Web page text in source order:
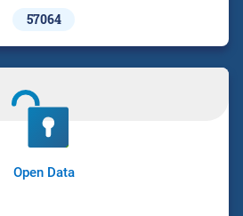
57064
Open Data